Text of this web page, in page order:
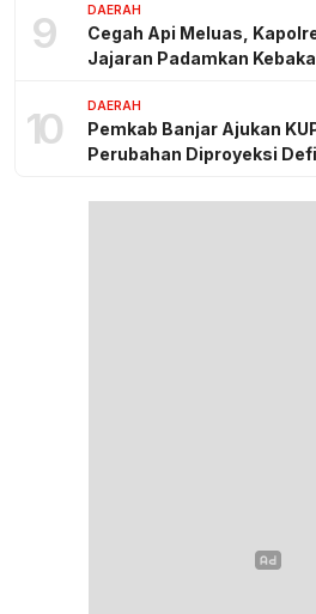
9 DAERAH
Cegah Api Meluas,
Jajaran Padamkan
10 DAERAH
Pemkab Banjar Ajukan
Perubahan Diproyeksi